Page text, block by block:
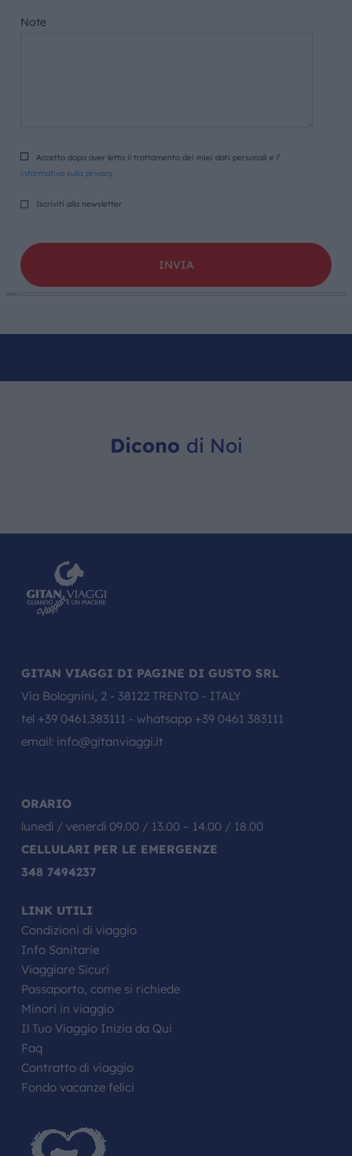
Note
Accetto dopo aver letto il trattamento dei miei dati personali e l’
informativa sulla privacy
Iscriviti alla newsletter
Dicono di Noi
GITAN VIAGGI DI PAGINE DI GUSTO SRL
Via Bolognini, 2 - 38122 TRENTO - ITALY
tel +39 0461.383111 - whatsapp +39 0461 383111
email: info@gitanviaggi.it
ORARIO
lunedì / venerdì 09.00 / 13.00 – 14.00 / 18.00
CELLULARI PER LE EMERGENZE
348 7494237
LINK UTILI
Condizioni di viaggio
Info Sanitarie
Viaggiare Sicuri
Passaporto, come si richiede
Minori in viaggio
Il Tuo Viaggio Inizia da Qui
Faq
Contratto di viaggio
Fondo vacanze felici